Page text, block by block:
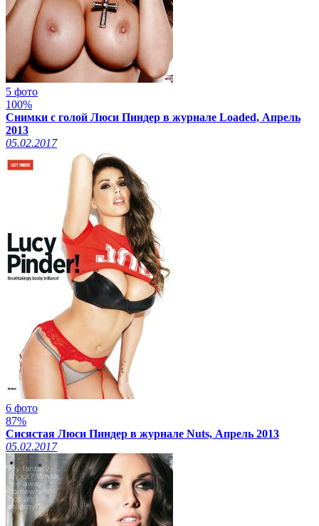
5 фото
100%
Снимки с голой Люси Пиндер в журнале Loaded, Апрель
2013
05.02.2017
6 фото
87%
Сисястая Люси Пиндер в журнале Nuts, Апрель 2013
05.02.2017